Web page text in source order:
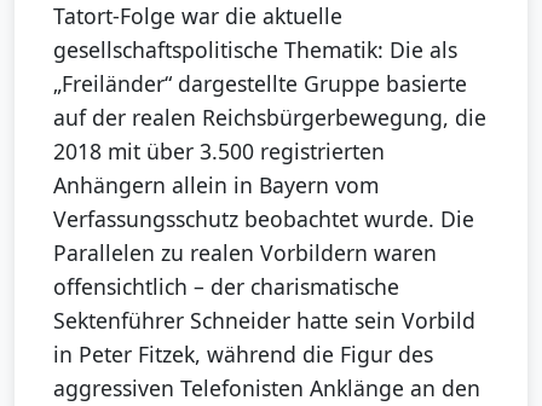
Tatort-Folge war die aktuelle
gesellschaftspolitische Thematik: Die als
„Freiländer“ dargestellte Gruppe basierte
auf der realen Reichsbürgerbewegung, die
2018 mit über 3.500 registrierten
Anhängern allein in Bayern vom
Verfassungsschutz beobachtet wurde. Die
Parallelen zu realen Vorbildern waren
offensichtlich – der charismatische
Sektenführer Schneider hatte sein Vorbild
in Peter Fitzek, während die Figur des
aggressiven Telefonisten Anklänge an den